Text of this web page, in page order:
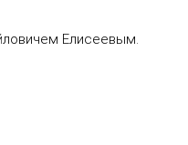
Елисеевым.